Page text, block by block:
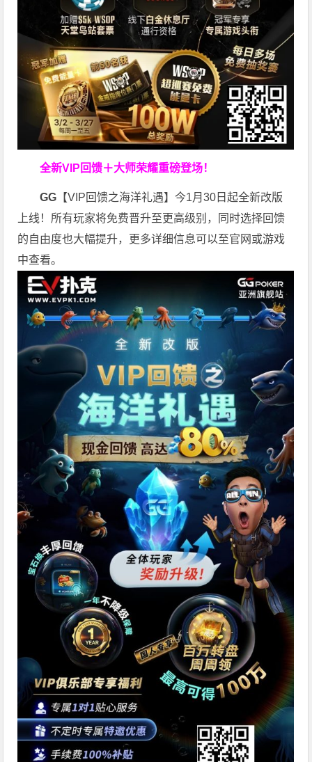
全新VIP回馈＋大师荣耀重磅登场！
GG 【VIP回馈之海洋礼遇】今1月30日起全新改版
上线！所有玩家将免费晋升至更高级别，同时选择回馈
的自由度也大幅提升，更多详细信息可以至官网或游戏
中查看。